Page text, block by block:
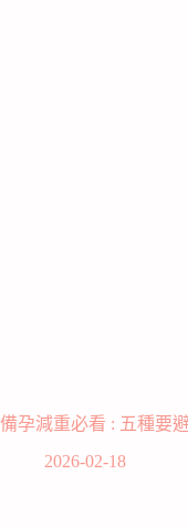
備孕減重必看 : 五種要
2026-02-18